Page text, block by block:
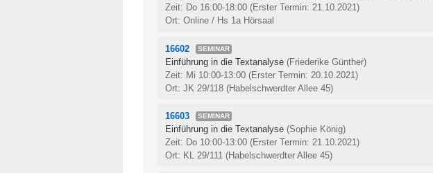
Zeit: Do 16:00-18:00 (Erster Termin: 21.10.2021)
Ort: Online / Hs 1a Hörsaal
16602 SEMINAR
Einführung in die Textanalyse (Friederike Günther)
Zeit: Mi 10:00-13:00 (Erster Termin: 20.10.2021)
Ort: JK 29/118 (Habelschwerdter Allee 45)
16603 SEMINAR
Einführung in die Textanalyse (Sophie König)
Zeit: Do 10:00-13:00 (Erster Termin: 21.10.2021)
Ort: KL 29/111 (Habelschwerdter Allee 45)